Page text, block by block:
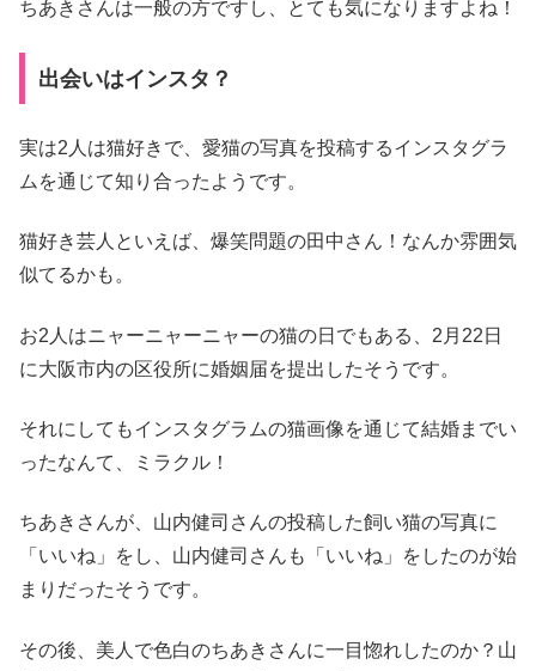
ちあきさんは一般の方ですし、とても気になりますよね！
出会いはインスタ？
実は2人は猫好きで、愛猫の写真を投稿するインスタグラ
ムを通じて知り合ったようです。
猫好き芸人といえば、爆笑問題の田中さん！なんか雰囲気
似てるかも。
お2人はニャーニャーニャーの猫の日でもある、2月22日
に大阪市内の区役所に婚姻届を提出したそうです。
それにしてもインスタグラムの猫画像を通じて結婚までい
ったなんて、ミラクル！
ちあきさんが、山内健司さんの投稿した飼い猫の写真に
「いいね」をし、山内健司さんも「いいね」をしたのが始
まりだったそうです。
その後、美人で色白のちあきさんに一目惚れしたのか？山